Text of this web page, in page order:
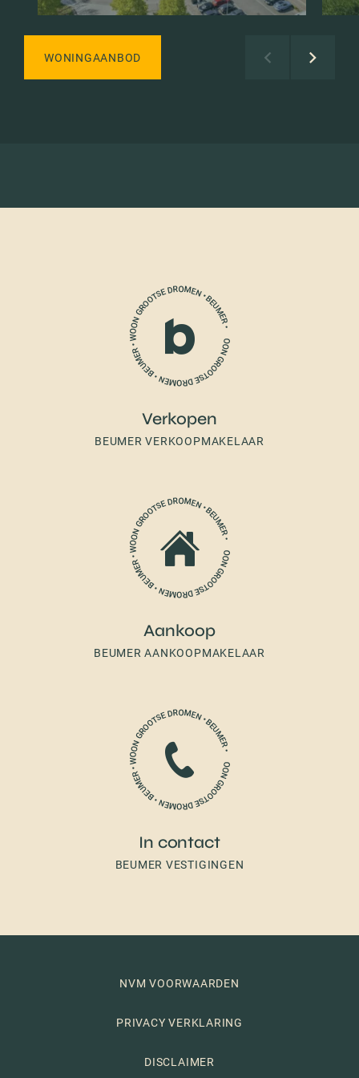
WONINGAANBOD
Verkopen
BEUMER VERKOOPMAKELAAR
Aankoop
BEUMER AANKOOPMAKELAAR
In contact
BEUMER VESTIGINGEN
NVM VOORWAARDEN
PRIVACY VERKLARING
DISCLAIMER